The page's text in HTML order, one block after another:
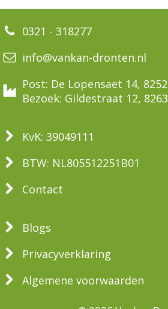
0321 - 318277
info@vankan-dronten.nl
Post: De Lopensaet 14,
Bezoek: Gildestraat 12,
KvK: 39049111
BTW: NL805512251B01
Contact
Blogs
Privacyverklaring
Algemene voorwaarden